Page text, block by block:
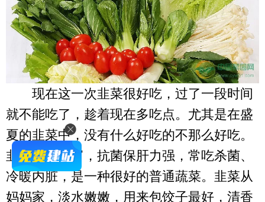
现在这一次韭菜很好吃，过了一段时间
就不能吃了，趁着现在多吃点。尤其是在盛
夏的韭菜中，没有什么好吃的不那么好吃。
韭菜营养丰富，抗菌保肝力强，常吃杀菌、
冷暖内脏，是一种很好的普通蔬菜。韭菜从
妈妈家，淡水嫩嫩，用来包饺子最好，清香